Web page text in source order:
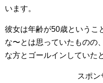
います。
彼女は年齢が50歳というこ
な〜とは思っていたものの
な方とゴールインしていた
スポン